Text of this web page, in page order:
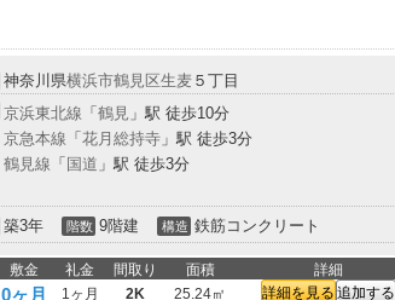
神奈川県横浜市鶴見区生麦 ５丁目
京浜東北線 「 鶴見 」駅 徒歩10分
京急本線 「 花月総持寺 」駅 徒歩3分
鶴見線 「 国道 」駅 徒歩3分
築3年 階数 9階建 構造 鉄筋コンクリート
敷金 礼金 間取り 面積 詳細
0ヶ月 1ヶ月 2K 25.24㎡ 詳細を見る 追加する